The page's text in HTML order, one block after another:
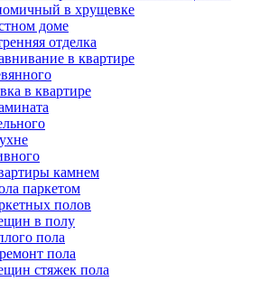
в хрущевке
доме
отделка
в квартире
в квартире
камнем
паркетом
полов
в полу
пола
пола
стяжек пола